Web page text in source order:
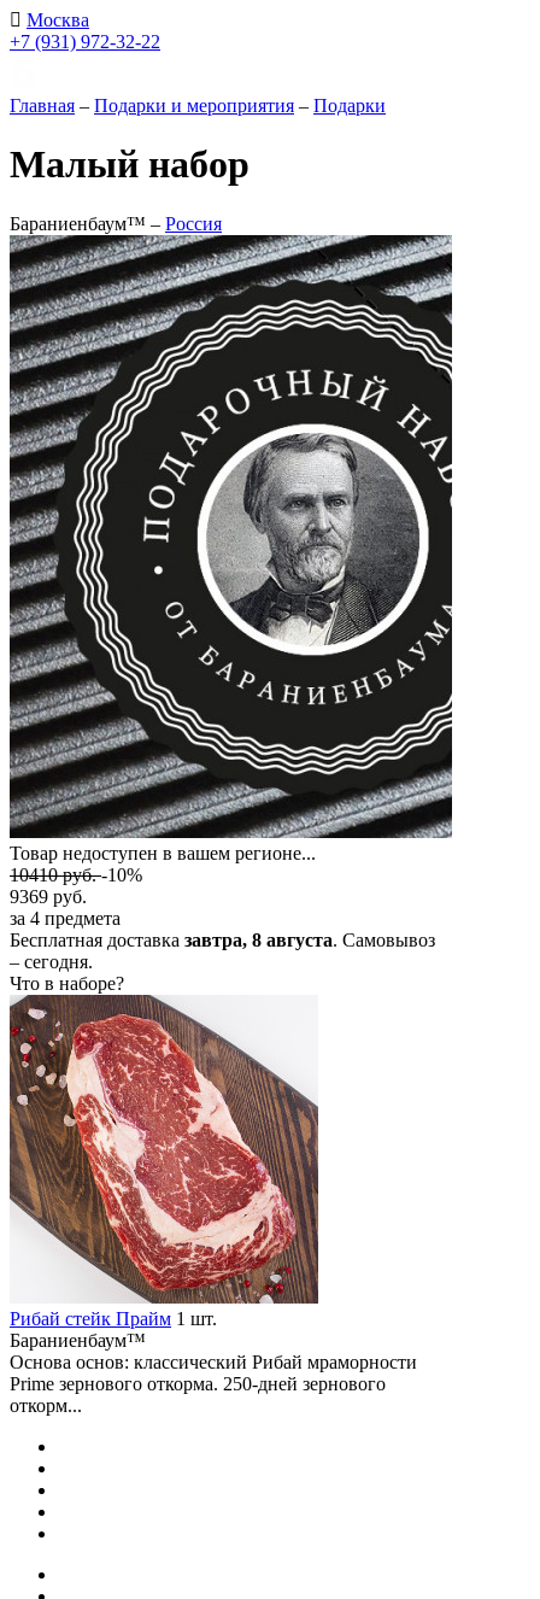
Москва
+7 (931) 972-32-22
Главная – Подарки и мероприятия – Подарки
Малый набор
Бараниенбаум™ – Россия
Товар недоступен в вашем регионе...
10410руб.-10%
9369 руб.
за 4 предмета
Бесплатная доставка завтра, 8 августа. Самовывоз
– сегодня.
Что в наборе?
Рибай cтейк Прайм 1 шт.
Бараниенбаум™
Основа основ: классический Рибай мраморности
Prime зернового откорма. 250-дней зернового
откорм...